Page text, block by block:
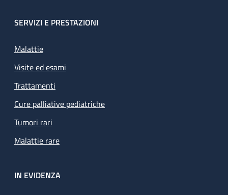
SERVIZI E PRESTAZIONI
Malattie
Visite ed esami
Trattamenti
Cure palliative pediatriche
Tumori rari
Malattie rare
IN EVIDENZA